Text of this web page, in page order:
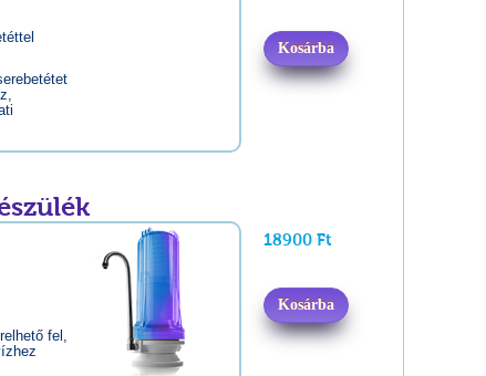
Kosárba
fel,
18900 Ft
Kosárba